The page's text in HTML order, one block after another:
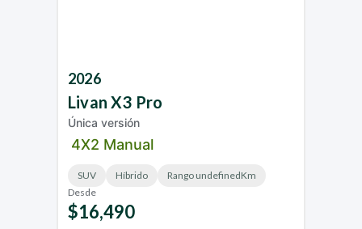
2026
Livan X3 Pro
Única versión
4X2 Manual
SUV Híbrido
Rango undefinedKm
Desde
$16,490